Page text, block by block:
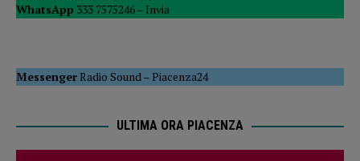
WhatsApp 333 7575246 – Invia
MessengerRadio Sound–Piacenza24
ULTIMA ORA PIACENZA